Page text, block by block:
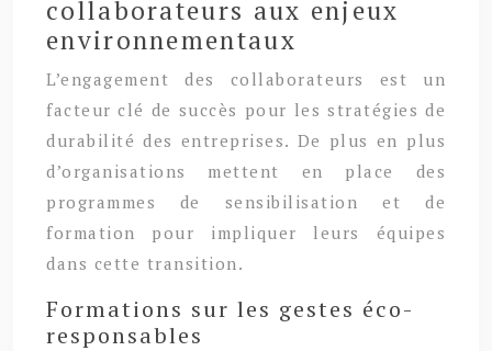
collaborateurs aux enjeux
environnementaux
L’engagement des collaborateurs est un
facteur clé de succès pour les stratégies de
durabilité des entreprises. De plus en plus
d’organisations mettent en place des
programmes de sensibilisation et de
formation pour impliquer leurs équipes
dans cette transition.
Formations sur les gestes éco-
responsables